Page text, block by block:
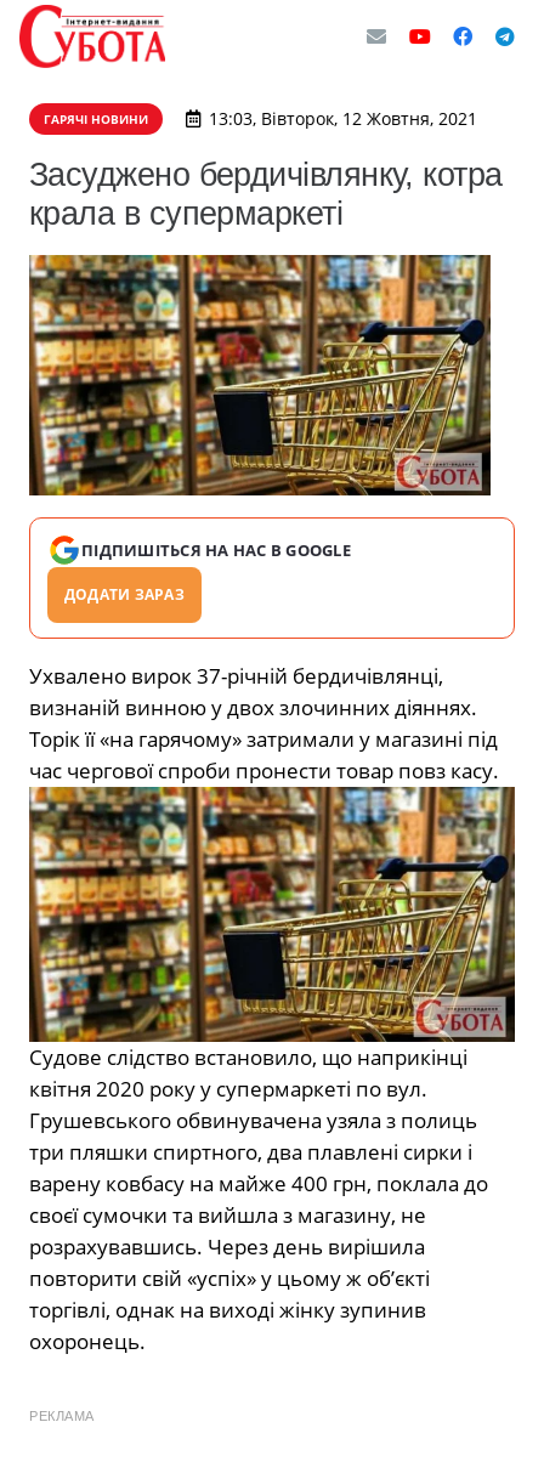
ГАРЯЧІ НОВИНИ 13:03, Вівторок, 12 Жовтня, 2021
Засуджено бердичівлянку, котра
крала в супермаркеті
ПІДПИШІТЬСЯ НА НАС В GOOGLE
ДОДАТИ ЗАРАЗ
Ухвалено вирок 37-річній бердичівлянці,
визнаній винною у двох злочинних діяннях.
Торік її «на гарячому» затримали у магазині під
час чергової спроби пронести товар повз касу.
Судове слідство встановило, що наприкінці
квітня 2020 року у супермаркеті по вул.
Грушевського обвинувачена узяла з полиць
три пляшки спиртного, два плавлені сирки і
варену ковбасу на майже 400 грн, поклала до
своєї сумочки та вийшла з магазину, не
розрахувавшись. Через день вирішила
повторити свій «успіх» у цьому ж об’єкті
торгівлі, однак на виході жінку зупинив
охоронець.
РЕКЛАМА